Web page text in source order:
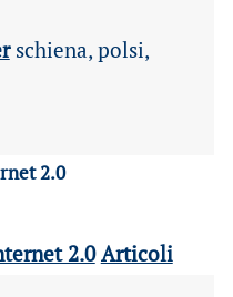
schiena, polsi,
2.0 Articoli